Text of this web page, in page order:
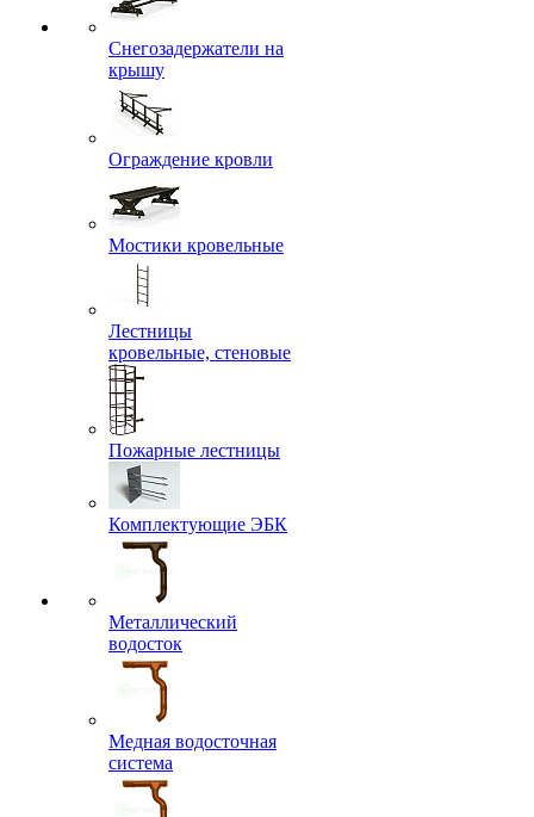
Снегозадержатели на
крышу
Ограждение кровли
Мостики кровельные
Лестницы
кровельные, стеновые
Пожарные лестницы
Комплектующие ЭБК
Металлический
водосток
Медная водосточная
система